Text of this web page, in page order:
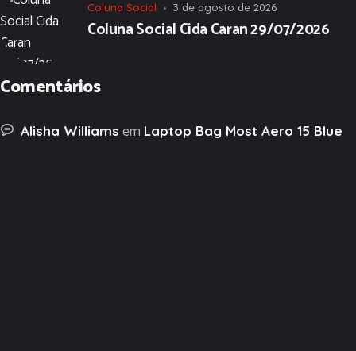
Coluna Social 3 de agosto de 2026
Coluna Social Cida Caran 29/07/2026
Comentários
Alisha Williams em Laptop Bag Most Aero 15 Blue